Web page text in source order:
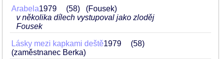
Arabela1979 58
(Fousek)
v několika dílech vystupoval jako zloděj
Fousek
Lásky mezi kapkami deště1979
58
(zaměstnanec Berka)